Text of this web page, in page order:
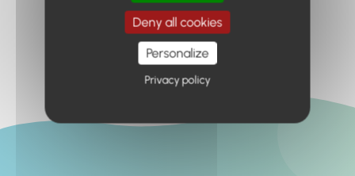
Retour à l'accueil
Deny all cookies
Personalize
Privacy policy